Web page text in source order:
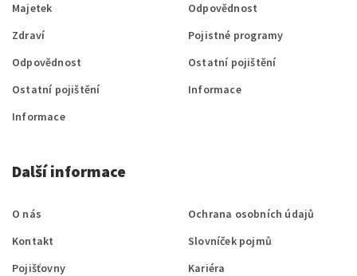
Majetek
Zdraví
Odpovědnost
Ostatní pojištění
Informace
Odpovědnost
Pojistné programy
Ostatní pojištění
Informace
Další informace
O nás
Kontakt
Pojišťovny
Ochrana osobních údajů
Slovníček pojmů
Kariéra